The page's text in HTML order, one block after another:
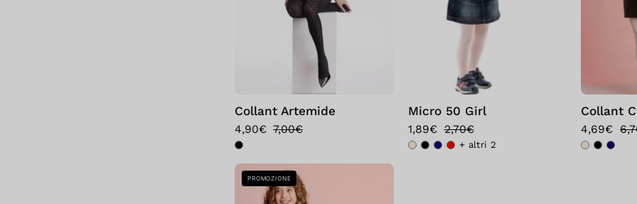
Collant Artemide
4,90€ 7,00€
Micro 50 Girl
1,89€ 2,70€
+ altri 2
Collant
4,69€
PROMOZIONE